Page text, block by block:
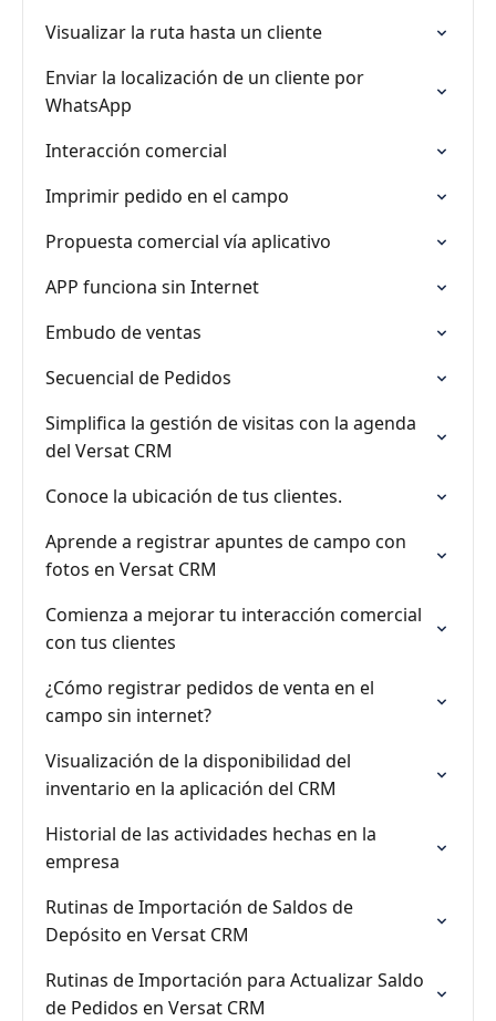
Visualizar la ruta hasta un cliente
Enviar la localización de un cliente por
WhatsApp
Interacción comercial
Imprimir pedido en el campo
Propuesta comercial vía aplicativo
APP funciona sin Internet
Embudo de ventas
Secuencial de Pedidos
Simplifica la gestión de visitas con la agenda
del Versat CRM
Conoce la ubicación de tus clientes.
Aprende a registrar apuntes de campo con
fotos en Versat CRM
Comienza a mejorar tu interacción comercial
con tus clientes
¿Cómo registrar pedidos de venta en el
campo sin internet?
Visualización de la disponibilidad del
inventario en la aplicación del CRM
Historial de las actividades hechas en la
empresa
Rutinas de Importación de Saldos de
Depósito en Versat CRM
Rutinas de Importación para Actualizar Saldo
de Pedidos en Versat CRM